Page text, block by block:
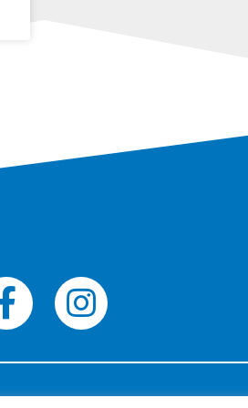
Agence Neuromediasoft